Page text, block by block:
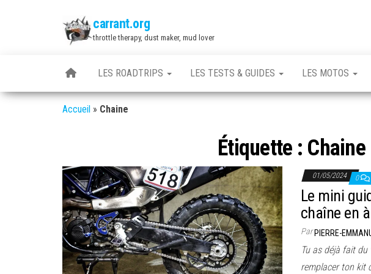
carrant.org
throttle therapy, dust maker, mud lover
LES ROADTRIPS LES TESTS & GUIDES LES MOTOS
Accueil » Chaine
Étiquette : Chaine
01/05/2024 0
Le mini
chaîne en
ParPIERRE-
Tu as déjà fait du
remplacer ton kit